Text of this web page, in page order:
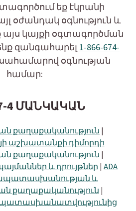
եք էկրանի
օժանդակ օգնություն և
այս կայքի օգտագործման
զանգահարել 1-866-674-
օգնության
համար:
4 ՄԱՆԿԱԿԱՆ
քաղաքականություն |
աշխատանքի դիմորդի
քաղաքականություն |
և դրույթներ | ADA
և
քաղաքականություն |